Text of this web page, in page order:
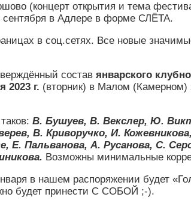
(концерт открытия и тема
в Адлере в форме СЛЁТА.
в соц.сетях. Все новые
состав январского
2023 г. (вторник) в Малом (Камерном)
В. Бушуев, В. Векслер, Ю.
В. Криворучко, И.
Е. Пальванова, А. Русанова, С.
Возможны минимальные
в нашем распоряжении будет
будет принести С СОБОЙ ;-).